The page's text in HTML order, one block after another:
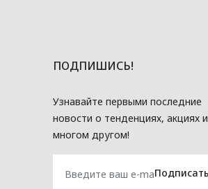
ПОДПИШИСЬ!
Узнавайте первыми последние
новости о тенденциях, акциях и
многом другом!